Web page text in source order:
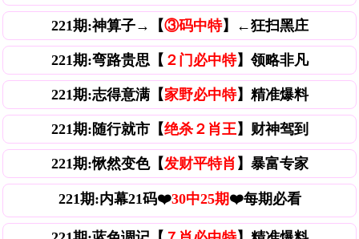
221期:神算子→【③码中特】←狂扫黑庄
221期:弯路贵思【 ２门必中特】领略非凡
221期:志得意满【家野必中特】精准爆料
221期:随行就市【绝杀２肖王】财神驾到
221期:愀然变色【发财平特肖 】暴富专家
221期:内幕21码❤️30中25期❤️每期必看